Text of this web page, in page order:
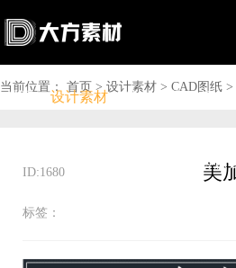
首页 设计素材 软件下载 问答
上传赚
当前位置：首页 >设计素材 > CAD图纸 >
ID:1680
标签：